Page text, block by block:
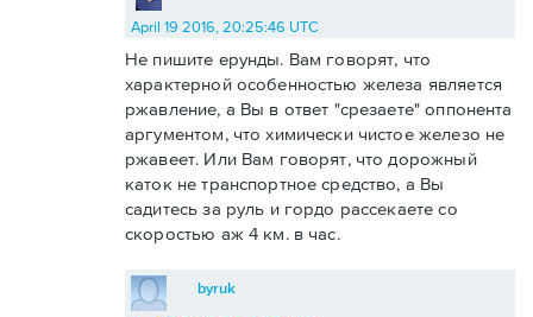
April 19 2016, 20:25:46 UTC
Не пишите ерунды. Вам говорят, что
характерной особенностью железа является
ржавление, а Вы в ответ "срезаете" оппонента
аргументом, что химически чистое железо не
ржавеет. Или Вам говорят, что дорожный
каток не транспортное средство, а Вы
садитесь за руль и гордо рассекаете со
скоростью аж 4 км. в час.
byruk